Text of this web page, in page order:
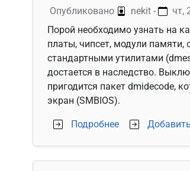
Опубликовано nekit -
чт,
Порой необходимо узнать на
платы, чипсет, модули
стандартными утилитами
достается в наследство.
пригодится пакет dmidecode,
экран (SMBIOS).
Подробнеео Информация о